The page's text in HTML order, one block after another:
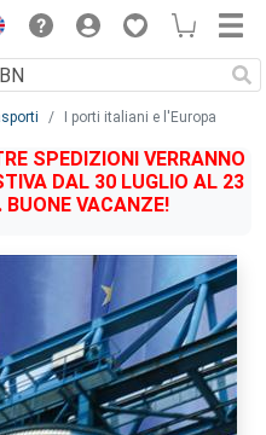
I porti italiani e l'Europa
SPEDIZIONI VERRANNO
DAL 30 LUGLIO AL 23
VACANZE!